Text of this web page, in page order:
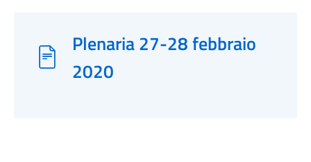
Plenaria 27-28 febbraio
2020